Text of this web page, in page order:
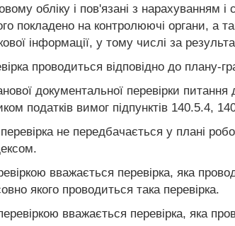
обліку і пов'язані з нарахуванням
покладено на контролюючі органи,
інформації, у тому числі за
проводиться відповідно до плану-
документальної перевірки питання
податків вимог підпунктів 140.5.4,
не передбачається у плані
вважається перевірка, яка
якого проводиться така перевірка.
вважається перевірка, яка